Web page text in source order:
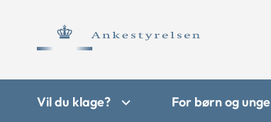
Vil du klage? For børn og unge